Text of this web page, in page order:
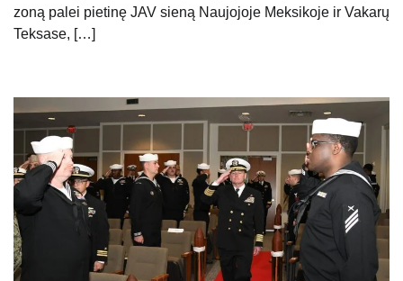
zoną palei pietinę JAV sieną Naujojoje Meksikoje ir Vakarų
Teksase, […]